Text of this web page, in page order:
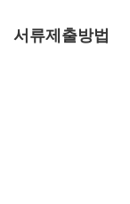
서류제출방법